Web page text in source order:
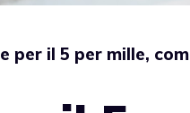
per il 5 per mille,